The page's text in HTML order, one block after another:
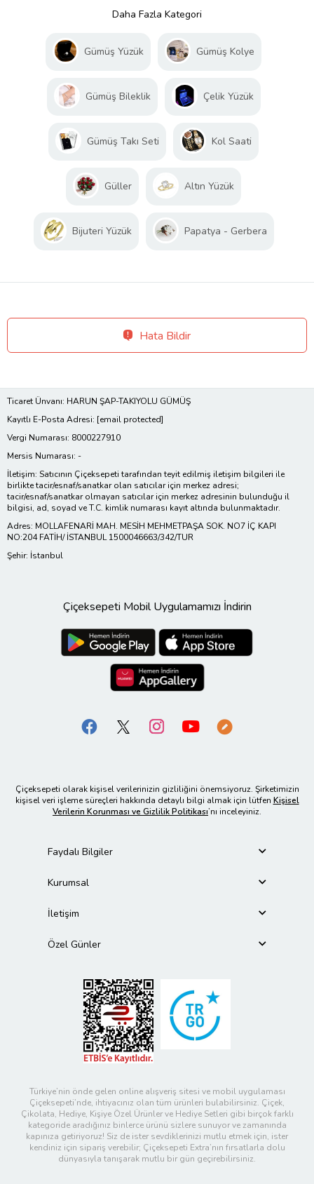
Daha Fazla Kategori
Gümüş Yüzük Gümüş Kolye
Gümüş Bileklik Çelik Yüzük
Gümüş Takı Seti Kol Saati
Güller Altın Yüzük
Bijuteri Yüzük Papatya - Gerbera
Hata Bildir
Ticaret Ünvanı: HARUN ŞAP-TAKIYOLU GÜMÜŞ
Kayıtlı E-Posta Adresi: [email protected]
Vergi Numarası: 8000227910
Mersis Numarası: -
İletişim: Satıcının Çiçeksepeti tarafından teyit edilmiş iletişim bilgileri ile
birlikte tacir/esnaf/sanatkar olan satıcılar için merkez adresi;
tacir/esnaf/sanatkar olmayan satıcılar için merkez adresinin bulunduğu il
bilgisi, ad, soyad ve T.C. kimlik numarası kayıt altında bulunmaktadır.
Adres: MOLLAFENARİ MAH. MESİH MEHMETPAŞA SOK. NO7 İÇ KAPI
NO:204 FATİH/ İSTANBUL 1500046663/342/TUR
Şehir: İstanbul
Çiçeksepeti Mobil Uygulamamızı İndirin
Çiçeksepeti olarak kişisel verilerinizin gizliliğini önemsiyoruz. Şirketimizin
kişisel veri işleme süreçleri hakkında detaylı bilgi almak için lütfen Kişisel
Verilerin Korunması ve Gizlilik Politikası’nı inceleyiniz.
Faydalı Bilgiler
Kurumsal
İletişim
Özel Günler
Türkiye’nin önde gelen online alışveriş sitesi ve mobil uygulaması
Çiçeksepeti’nde, ihtiyacınız olan tüm ürünleri bulabilirsiniz. Çiçek,
Çikolata, Hediye, Kişiye Özel Ürünler ve Hediye Setleri gibi birçok farklı
kategoride aradığınız binlerce ürünü sizlere sunuyor ve zamanında
kapınıza getiriyoruz! Siz de ister sevdiklerinizi mutlu etmek için, ister
kendiniz için sipariş verebilir; Çiçeksepeti Extra’nın fırsatlarla dolu
dünyasıyla tanışarak mutlu bir gün geçirebilirsiniz.